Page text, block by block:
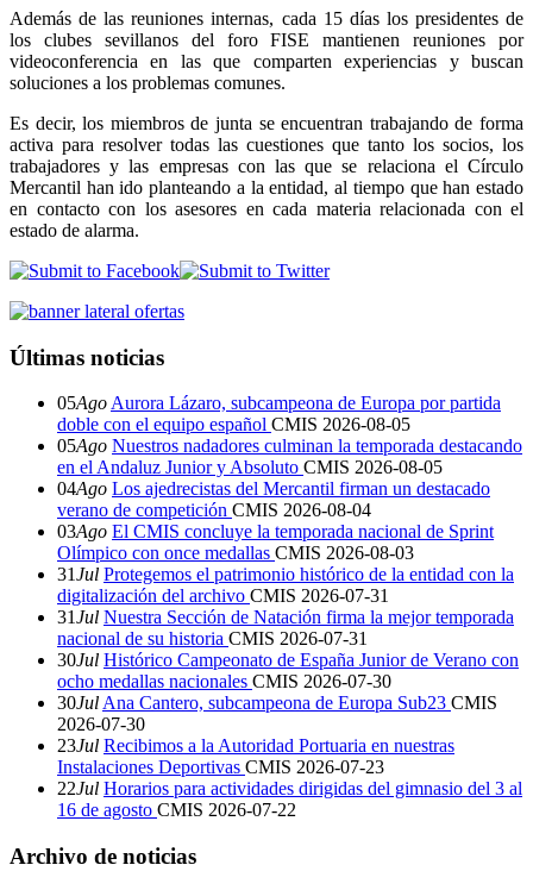
Además de las reuniones internas, cada 15 días los presidentes de
los clubes sevillanos del foro FISE mantienen reuniones por
videoconferencia en las que comparten experiencias y buscan
soluciones a los problemas comunes.
Es decir, los miembros de junta se encuentran trabajando de forma
activa para resolver todas las cuestiones que tanto los socios, los
trabajadores y las empresas con las que se relaciona el Círculo
Mercantil han ido planteando a la entidad, al tiempo que han estado
en contacto con los asesores en cada materia relacionada con el
estado de alarma.
Últimas noticias
05Ago Aurora Lázaro, subcampeona de Europa por partida
doble con el equipo español CMIS 2026-08-05
05Ago Nuestros nadadores culminan la temporada destacando
en el Andaluz Junior y Absoluto CMIS 2026-08-05
04Ago Los ajedrecistas del Mercantil firman un destacado
verano de competición CMIS 2026-08-04
03Ago El CMIS concluye la temporada nacional de Sprint
Olímpico con once medallas CMIS 2026-08-03
31Jul Protegemos el patrimonio histórico de la entidad con la
digitalización del archivo CMIS 2026-07-31
31Jul Nuestra Sección de Natación firma la mejor temporada
nacional de su historia CMIS 2026-07-31
30Jul Histórico Campeonato de España Junior de Verano con
ocho medallas nacionales CMIS 2026-07-30
30Jul Ana Cantero, subcampeona de Europa Sub23 CMIS
2026-07-30
23Jul Recibimos a la Autoridad Portuaria en nuestras
Instalaciones Deportivas CMIS 2026-07-23
22Jul Horarios para actividades dirigidas del gimnasio del 3 al
16 de agosto CMIS 2026-07-22
Archivo de noticias